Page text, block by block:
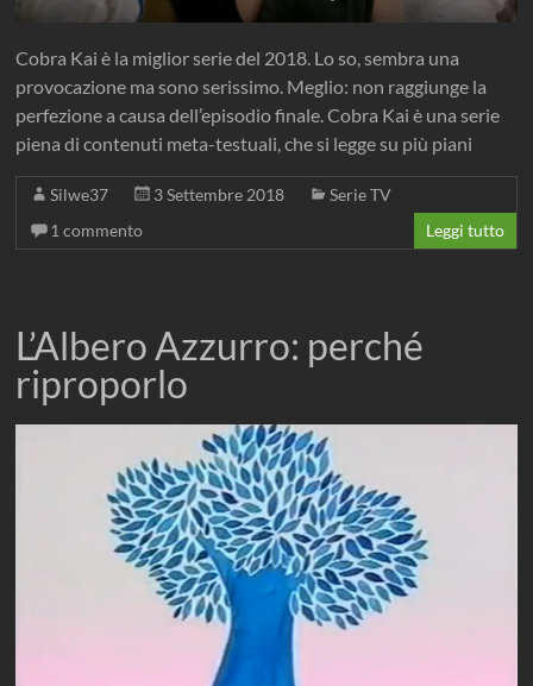
Cobra Kai è la miglior serie del 2018. Lo so, sembra una
provocazione ma sono serissimo. Meglio: non raggiunge la
perfezione a causa dell’episodio finale. Cobra Kai è una serie
piena di contenuti meta-testuali, che si legge su più piani
Silwe37 3 Settembre 2018
Serie TV
1 commento
Leggi tutto
L’Albero Azzurro: perché
riproporlo